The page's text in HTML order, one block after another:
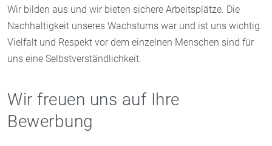
Wir bilden aus und wir bieten sichere Arbeitsplätze. Die
Nachhaltigkeit unseres Wachstums war und ist uns wichtig.
Vielfalt und Respekt vor dem einzelnen Menschen sind für
uns eine Selbstverständlichkeit.
Wir freuen uns auf Ihre
Bewerbung